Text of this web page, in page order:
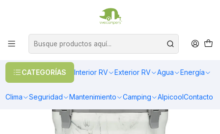
CATEGORÍAS Interior RV Exterior RV Agua Energía
Clima Seguridad Mantenimiento Camping AlpicoolContacto
OFERTAS EN CALEFACCIÓN DIESEL
COOLER ADVENTURE FAST FLOW BLANCO | 7.5 LT